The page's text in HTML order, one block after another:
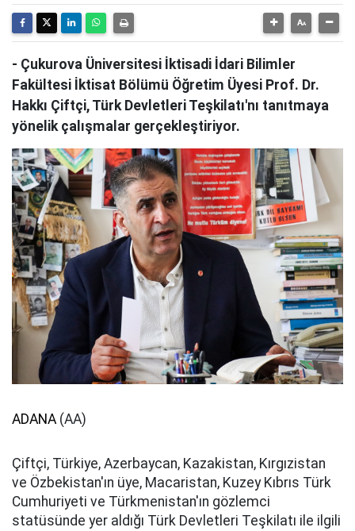
- Çukurova Üniversitesi İktisadi İdari Bilimler
Fakültesi İktisat Bölümü Öğretim Üyesi Prof. Dr.
Hakkı Çiftçi, Türk Devletleri Teşkilatı'nı tanıtmaya
yönelik çalışmalar gerçekleştiriyor.
ADANA (AA)
Çiftçi, Türkiye, Azerbaycan, Kazakistan, Kırgızistan
ve Özbekistan'ın üye, Macaristan, Kuzey Kıbrıs Türk
Cumhuriyeti ve Türkmenistan'ın gözlemci
statüsünde yer aldığı Türk Devletleri Teşkilatı ile ilgili